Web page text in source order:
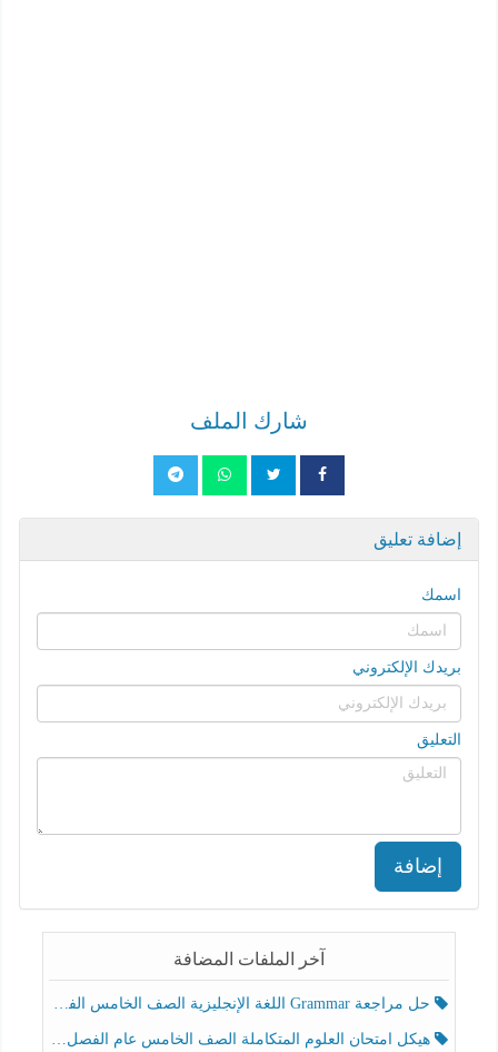
شارك الملف
إضافة تعليق
اسمك
بريدك الإلكتروني
التعليق
إضافة
آخر الملفات المضافة
حل مراجعة Grammar اللغة الإنجليزية الصف الخامس الفصل الثالث
هيكل امتحان العلوم المتكاملة الصف الخامس عام الفصل الدراسي الثالث 2025-2026